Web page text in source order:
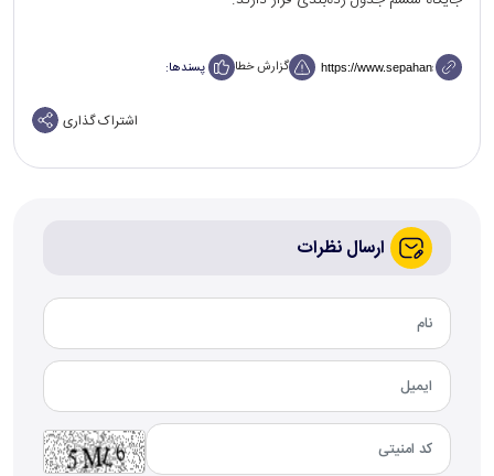
گزارش خطا پسندها:
اشتراک گذاری
ارسال نظرات